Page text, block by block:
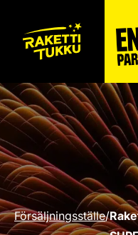
Försäljningsställe/